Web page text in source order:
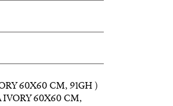
60X60 CM, 91GH )
IVORY 60X60 CM,